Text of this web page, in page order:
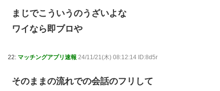
まじでこういうのうざいよな
ワイなら即ブロや
22: マッチングアプリ速報 24/11/21(木) 08:12:14 ID:8d5r
そのままの流れでの会話のフリして